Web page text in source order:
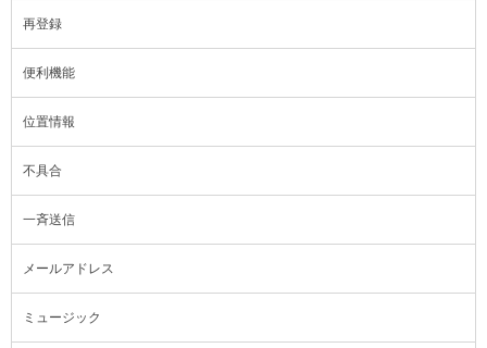
再登録
便利機能
位置情報
不具合
一斉送信
メールアドレス
ミュージック